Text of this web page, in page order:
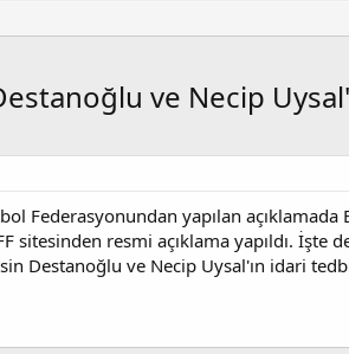
ve Necip
Federasyonundan yapılan açıklamada
sitesinden resmi açıklama yapıldı. İşte
Destanoğlu ve Necip Uysal'ın idari